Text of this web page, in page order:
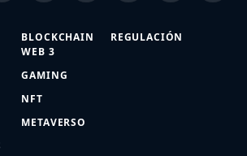
BLOCKCHAIN
WEB 3
GAMING
NFT
METAVERSO
REGULACIÓN